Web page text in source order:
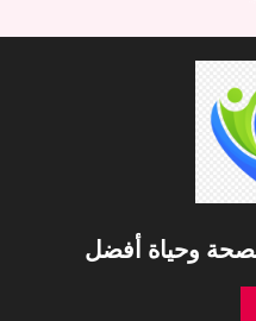
وحياة أفضل